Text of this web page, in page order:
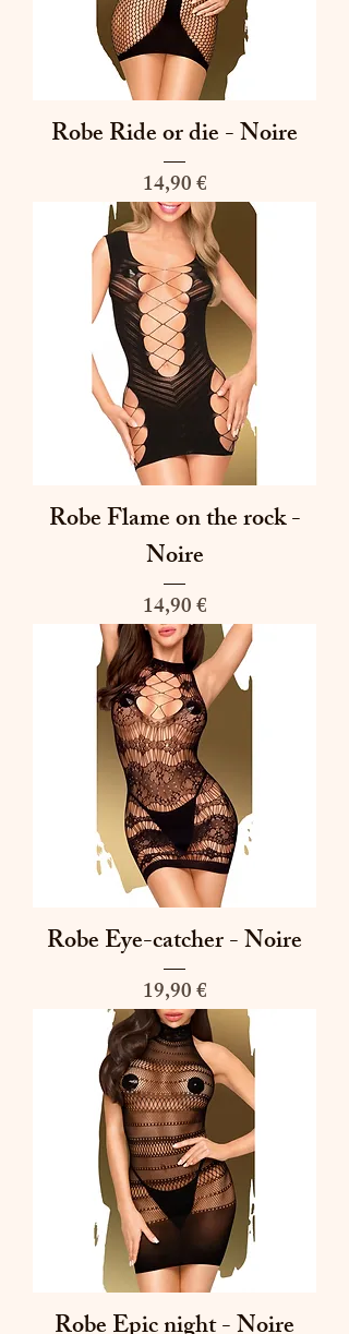
Robe Ride or die - Noire
Prix
14,90 €
Robe Flame on the rock -
Noire
Prix
14,90 €
Robe Eye-catcher - Noire
Prix
19,90 €